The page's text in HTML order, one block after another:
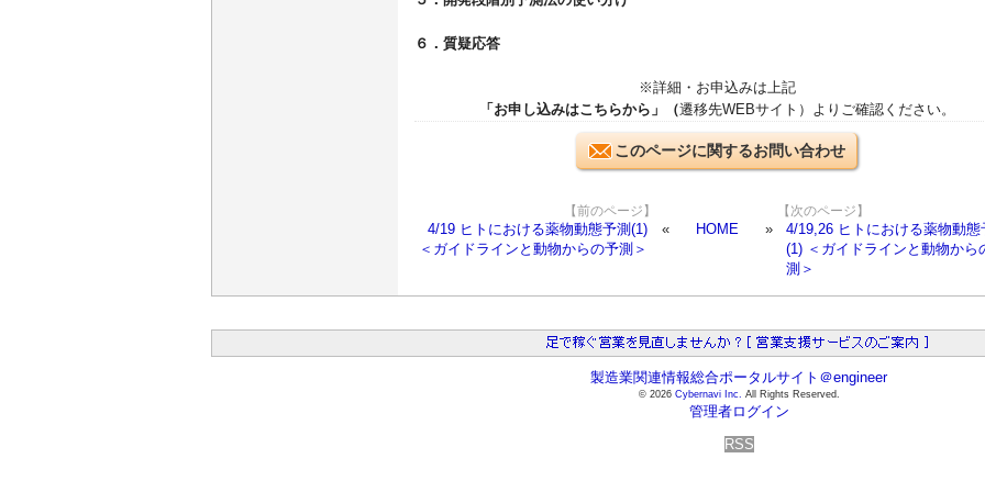
６．質疑応答
※詳細・お申込みは上記
「お申し込みはこちらから」（遷移先WEBサイト）よりご確認ください。
このページに関するお問い合わせ
【前のページ】
4/19 ヒトにおける薬物動態予測(1)
＜ガイドラインと動物からの予測＞
HOME
【次のページ】
4/19,26 ヒトにおける薬物動態
(1) ＜ガイドラインと動物から
測＞
製造業関連情報総合ポータルサイト＠engineer
© 2026 Cybernavi Inc. All Rights Reserved.
管理者ログイン
RSS